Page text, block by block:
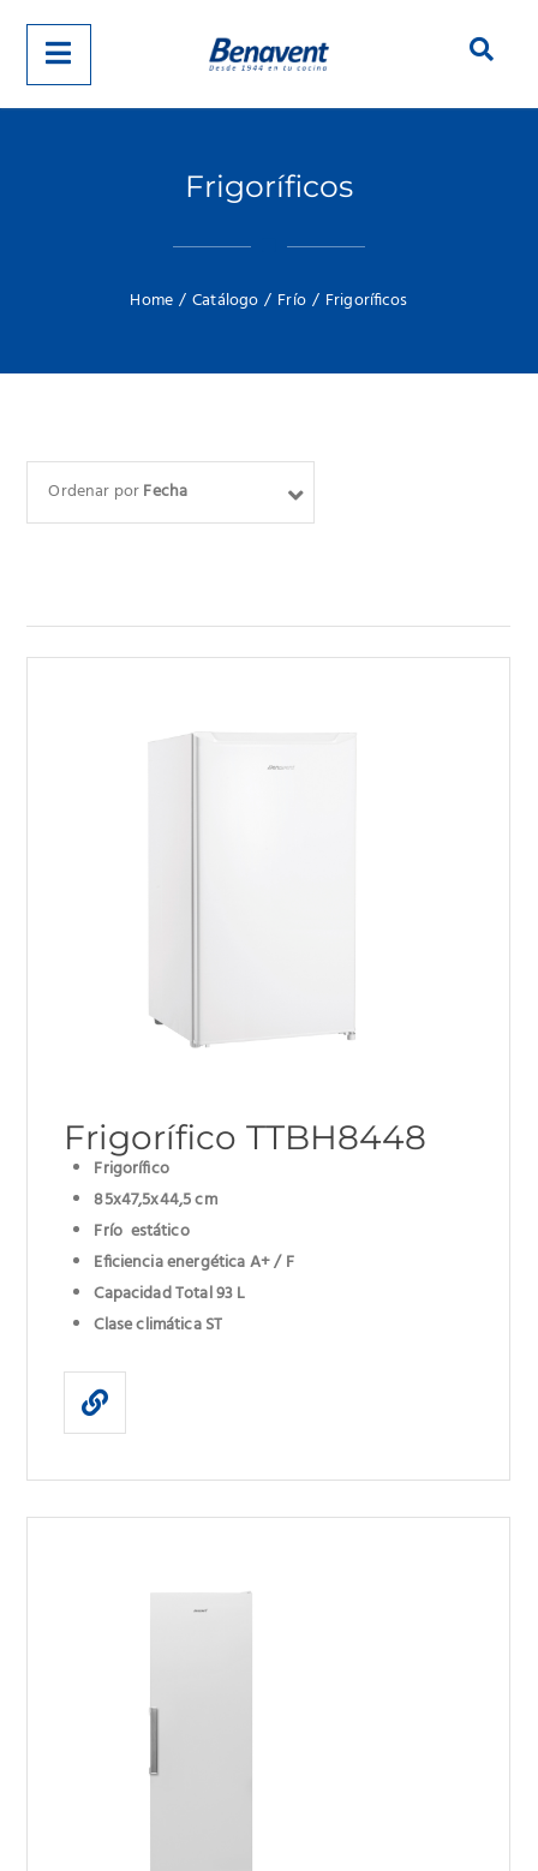
Frigoríficos
Home / Catálogo / Frío / Frigoríficos
Ordenar porFecha
Frigorífico TTBH8448
Frigorífico
85x47,5x44,5 cm
Frío estático
Eficiencia energética A+ / F
Capacidad Total 93 L
Clase climática ST